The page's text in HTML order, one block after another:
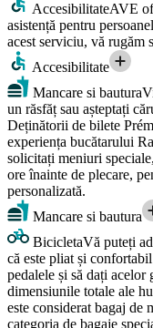
AccesibilitateAVE
asistență pentru
acest serviciu, vă rugăm
Accesibilitate
Mancare si bautura
un răsfăț sau așteptați
Deținătorii de bilete
experiența bucătarului
solicitați meniuri
ore înainte de plecare,
personalizată.
Mancare si bautura
BicicletaVă puteți
că este pliat și
pedalele și să dați
dimensiunile totale ale
este considerat bagaj de
categoria de bagaje